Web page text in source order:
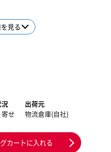
見る
せ
出荷元
物流倉庫(自社)
カートに入れる